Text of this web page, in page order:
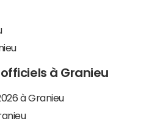
à Granieu
à Granieu